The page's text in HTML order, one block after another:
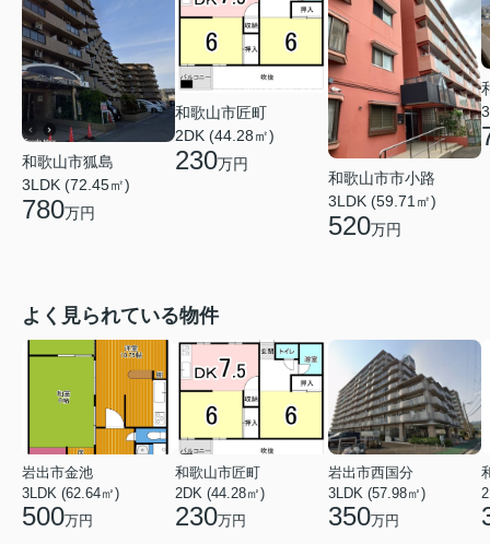
和歌山市狐島
3LDK (72.45㎡)
780万円
和歌山市匠町
2DK (44.28㎡)
230万円
和歌山市市小路
3LDK (59.71㎡)
520万円
よく見られている物件
岩出市金池
3LDK (62.64㎡)
500万円
和歌山市匠町
2DK (44.28㎡)
230万円
岩出市西国分
3LDK (57.98㎡)
350万円